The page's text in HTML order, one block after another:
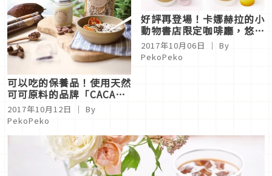
可以吃的保養品！使用天然
可可原料的品牌「CACAO
365」日本新登場
2017年10月12日
｜ By
PekoPeko
好評再登場！卡娜赫拉的小
動物書店限定咖啡廳，悠哉
快閃
2017年10月06日
｜ By
PekoPeko